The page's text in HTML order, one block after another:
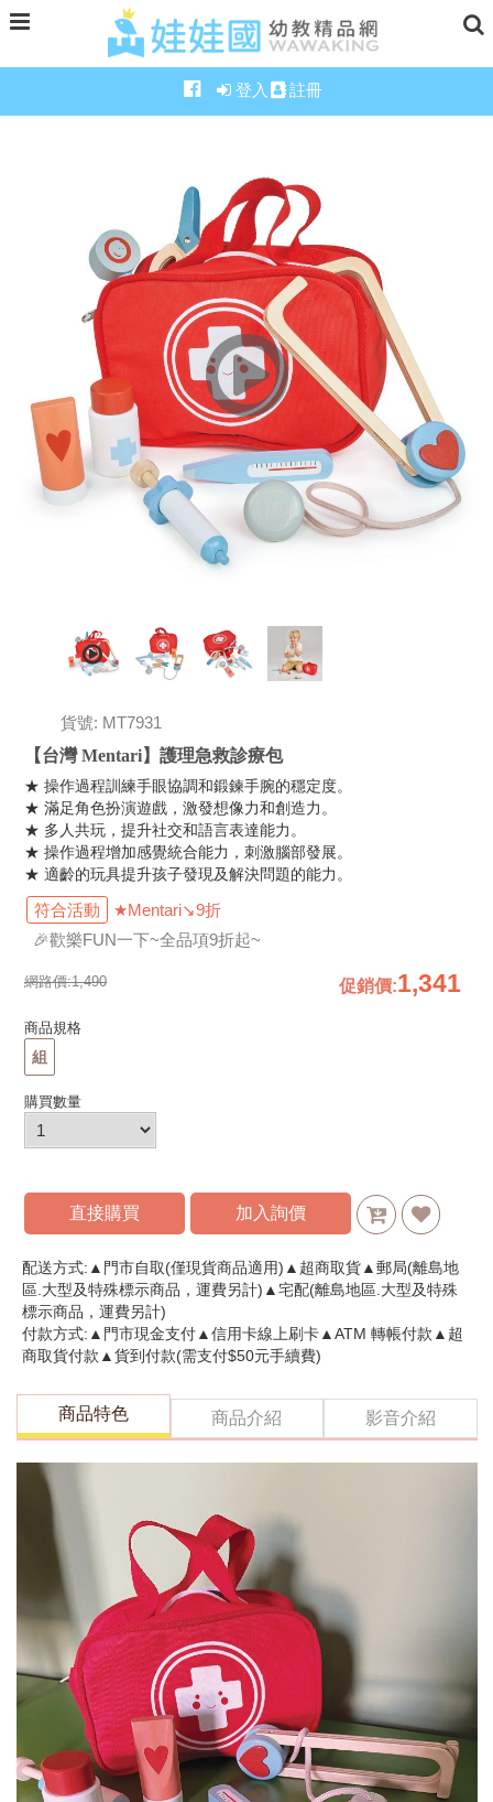
登入 註冊
貨號: MT7931
【台灣 Mentari】護理急救診療包
★ 操作過程訓練手眼協調和鍛鍊手腕的穩定度。
★ 滿足角色扮演遊戲，激發想像力和創造力。
★ 多人共玩，提升社交和語言表達能力。
★ 操作過程增加感覺統合能力，刺激腦部發展。
★ 適齡的玩具提升孩子發現及解決問題的能力。
符合活動
★Mentari↘9折
🎉歡樂FUN一下~全品項9折起~
網路價:1,490 促銷價:1,341
商品規格
組
購買數量
直接購買 加入詢價
配送方式:▲門市自取(僅現貨商品適用)▲超商取貨▲郵局(離島地
區.大型及特殊標示商品，運費另計)▲宅配(離島地區.大型及特殊
標示商品，運費另計)
付款方式:▲門市現金支付▲信用卡線上刷卡▲ATM 轉帳付款▲超
商取貨付款▲貨到付款(需支付$50元手續費)
商品特色 商品介紹 影音介紹